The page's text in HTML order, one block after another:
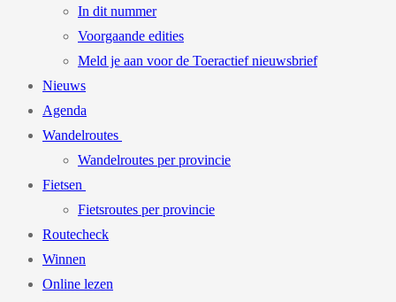
In dit nummer
Voorgaande edities
Meld je aan voor de Toeractief nieuwsbrief
Nieuws
Agenda
Wandelroutes
Wandelroutes per provincie
Fietsen
Fietsroutes per provincie
Routecheck
Winnen
Online lezen